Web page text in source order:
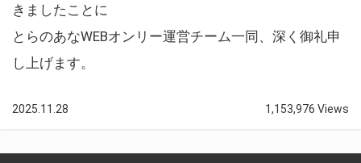
きましたことに
とらのあなWEBオンリー運営チーム一同、深く御礼申
し上げます。
2025.11.28 1,153,976 Views